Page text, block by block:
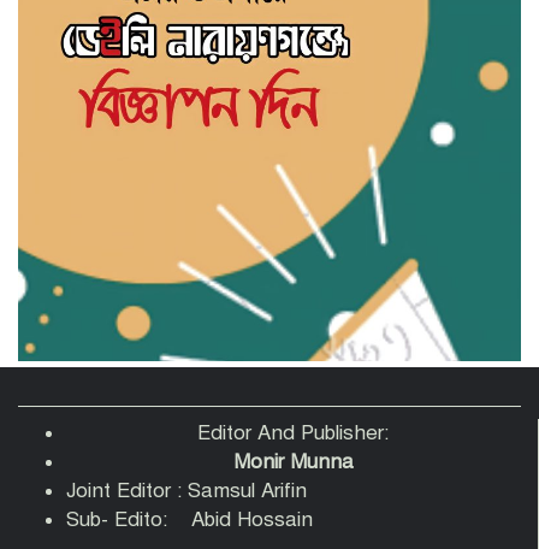
শামসুজ্জোহা উচ্চ বিদ্যালয়ের সভাপতি
নির্বাচিত হওয়ায় মাসুদ কবীরকে বিএনপি
নেতাদের ফুলেল শুভেচ্ছা
সরকারি তোলারাম কলেজে জুলাই
গণঅভ্যুত্থানের শহীদদের স্মরণ: সবাইকে
ঐক্যবদ্ধ থাকার আহ্বান অধ্যক্ষের
ফতুল্লায় ১০ পুড়িয়া হেরোইনসহ একাধিক
মামলার আসামি গ্রেপ্তার
Editor And Publisher:
Monir Munna
Joint Editor : Samsul Arifin
Sub- Edito: Abid Hossain